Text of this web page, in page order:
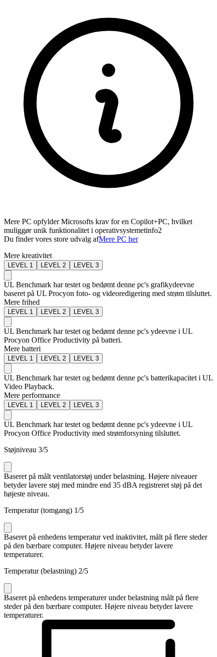
Mere PC opfylder Microsofts krav for en Copilot+PC, hvilket
muliggør unik funktionalitet i operativsystemetinfo2
Du finder vores store udvalg afMere PC her
Mere kreativitet
LEVEL 1 LEVEL 2 LEVEL 3
UL Benchmark har testet og bedømt denne pc's grafikydeevne
baseret på UL Procyon foto- og videoredigering med strøm tilsluttet.
Mere frihed
LEVEL 1 LEVEL 2 LEVEL 3
UL Benchmark har testet og bedømt denne pc's ydeevne i UL
Procyon Office Productivity på batteri.
Mere batteri
LEVEL 1 LEVEL 2 LEVEL 3
UL Benchmark har testet og bedømt denne pc's batterikapacitet i UL
Video Playback.
Mere performance
LEVEL 1 LEVEL 2 LEVEL 3
UL Benchmark har testet og bedømt denne pc's ydeevne i UL
Procyon Office Productivity med strømforsyning tilsluttet.
Støjniveau 3/5
Baseret på målt ventilatorstøj under belastning. Højere niveauer
betyder lavere støj med mindre end 35 dBA registreret støj på det
højeste niveau.
Temperatur (tomgang) 1/5
Baseret på enhedens temperatur ved inaktivitet, målt på flere steder
på den bærbare computer. Højere niveau betyder lavere
temperaturer.
Temperatur (belastning) 2/5
Baseret på enhedens temperaturer under belastning målt på flere
steder på den bærbare computer. Højere niveau betyder lavere
temperaturer.